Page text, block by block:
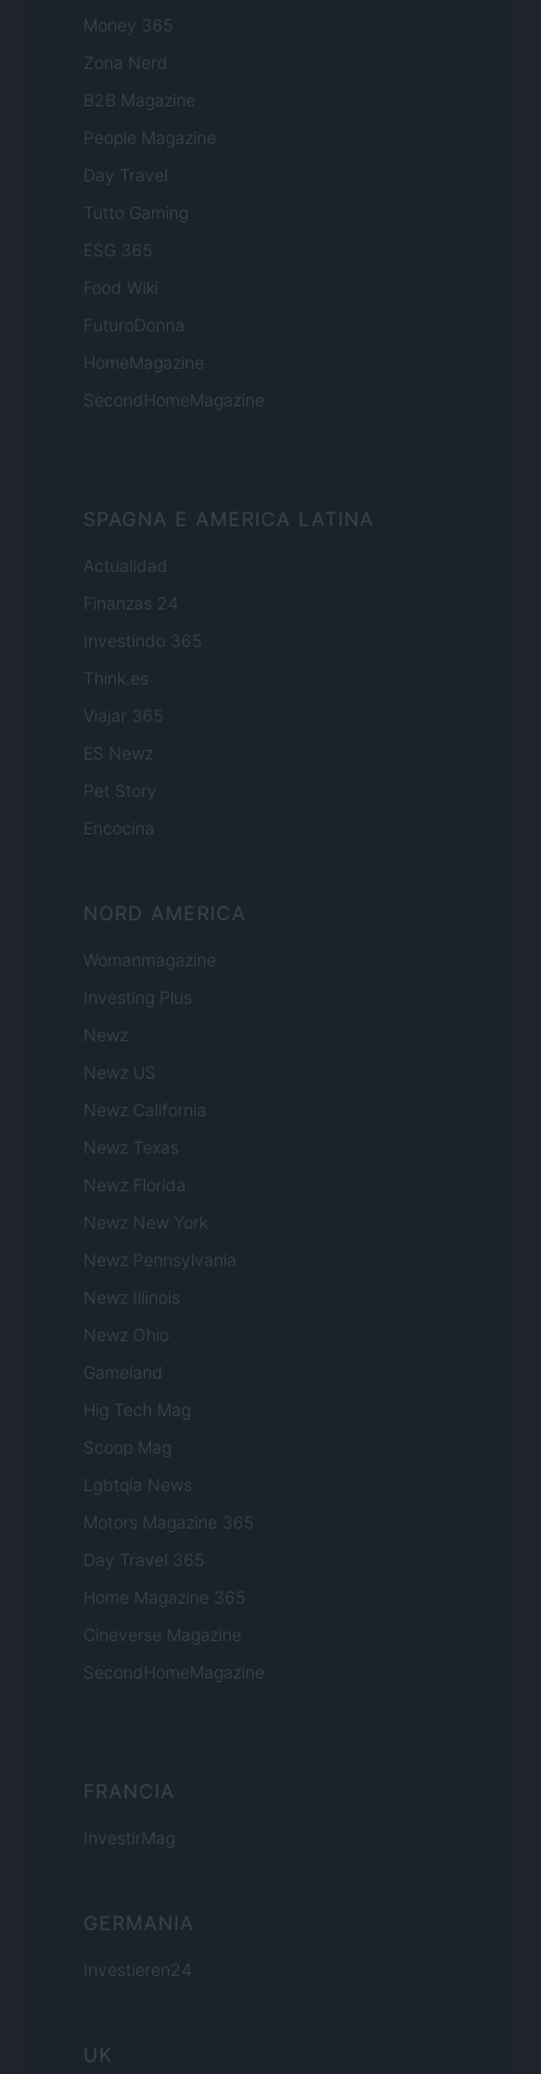
Money 365
Zona Nerd
B2B Magazine
People Magazine
Day Travel
Tutto Gaming
ESG 365
Food Wiki
FuturoDonna
HomeMagazine
SecondHomeMagazine
SPAGNA E AMERICA LATINA
Actualidad
Finanzas 24
Investindo 365
Think.es
Viajar 365
ES Newz
Pet Story
Encocina
NORD AMERICA
Womanmagazine
Investing Plus
Newz
Newz US
Newz California
Newz Texas
Newz Florida
Newz New York
Newz Pennsylvania
Newz Illinois
Newz Ohio
Gameland
Hig Tech Mag
Scoop Mag
Lgbtqia News
Motors Magazine 365
Day Travel 365
Home Magazine 365
Cineverse Magazine
SecondHomeMagazine
FRANCIA
InvestirMag
GERMANIA
Investieren24
UK